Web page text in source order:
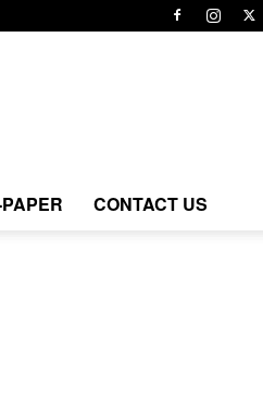
CONTACT US